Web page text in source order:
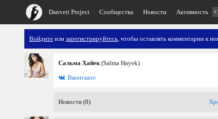
Danveri Project Сообщества Новости Активность
Войдите или зарегистрируйтесь, чтобы оставлять комментарии к
Сальма Хайек(Salma Hayek)
Вконтакте
Новости (8)